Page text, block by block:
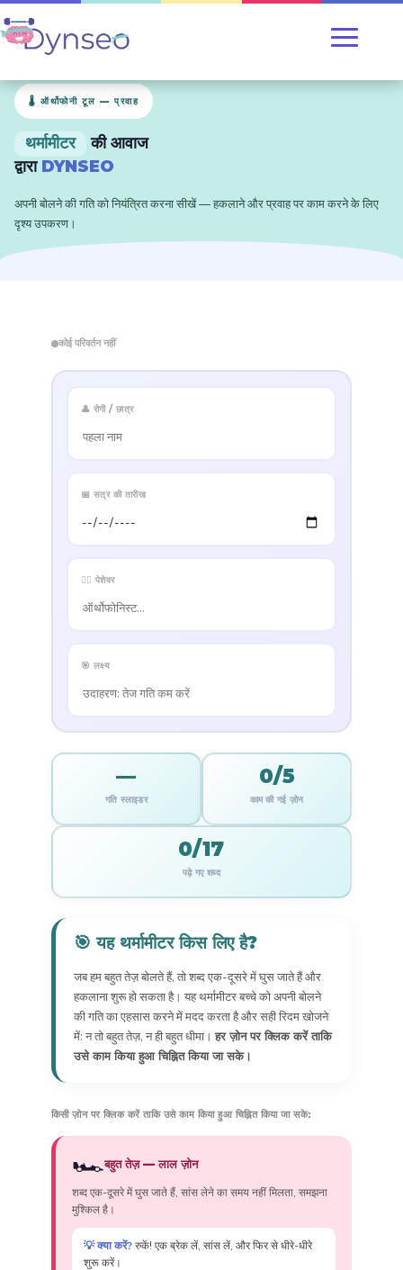
🌡️ ऑर्थोफोनी टूल — प्रवाह
थर्मामीटर
की आवाज
द्वारा DYNSEO
अपनी बोलने की गति को नियंत्रित करना सीखें — हकलाने और प्रवाह पर काम करने के लिए
दृश्य उपकरण।
कोई परिवर्तन नहीं
👤 रोगी / छात्र
📅 सत्र की तारीख
👩‍⚕️ पेशेवर
🎯 लक्ष्य
—
गति स्लाइडर
0/5
काम की गई ज़ोन
0/17
पढ़े गए शब्द
🎯 यह थर्मामीटर किस लिए है?
जब हम बहुत तेज़ बोलते हैं, तो शब्द एक-दूसरे में घुस जाते हैं और
हकलाना शुरू हो सकता है। यह थर्मामीटर बच्चे को अपनी बोलने
की गति का एहसास करने में मदद करता है और सही रिदम खोजने
में: न तो बहुत तेज़, न ही बहुत धीमा। हर ज़ोन पर क्लिक करें ताकि
उसे काम किया हुआ चिह्नित किया जा सके।
किसी ज़ोन पर क्लिक करें ताकि उसे काम किया हुआ चिह्नित किया जा सके:
🏎️बहुत तेज़ — लाल ज़ोन
शब्द एक-दूसरे में घुस जाते हैं, सांस लेने का समय नहीं मिलता, समझना
मुश्किल है।
💡 क्या करें?रुकें! एक ब्रेक लें, सांस लें, और फिर से धीरे-धीरे
शुरू करें।